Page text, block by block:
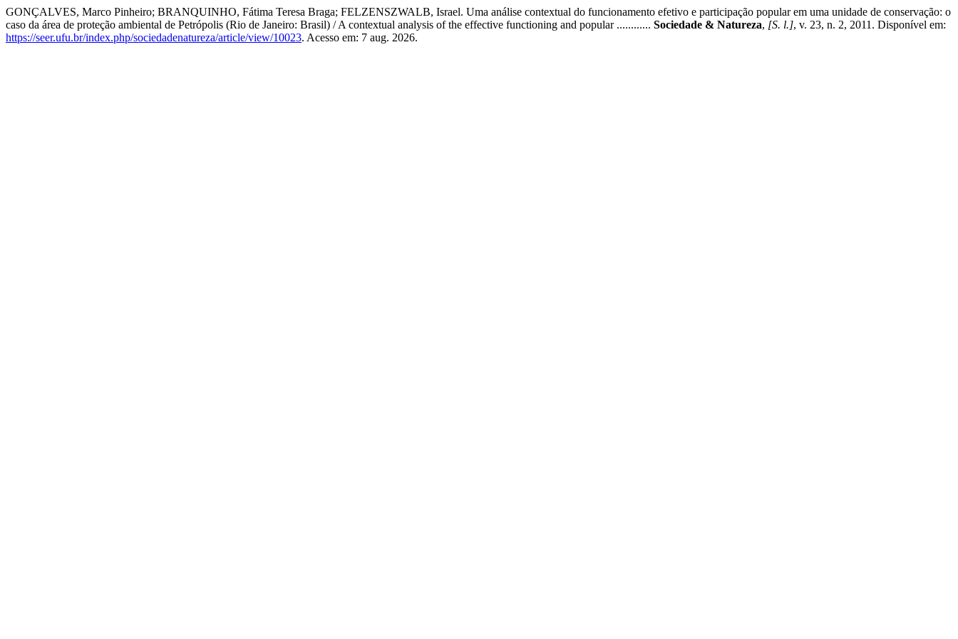
GONÇALVES, Marco Pinheiro; BRANQUINHO, Fátima Teresa Braga; FELZENSZWALB, Israel. Uma análise contextual do funcionamento efetivo e participação popular em uma unidade de conservação: o
caso da área de proteção ambiental de Petrópolis (Rio de Janeiro: Brasil) / A contextual analysis of the effective functioning and popular ............ Sociedade & Natureza, [S. l.], v. 23, n. 2, 2011. Disponível em:
https://seer.ufu.br/index.php/sociedadenatureza/article/view/10023. Acesso em: 7 aug. 2026.